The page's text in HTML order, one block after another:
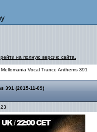
на полную версию сайта.
Vocal Trance Anthems 391
391 (2015-11-09)